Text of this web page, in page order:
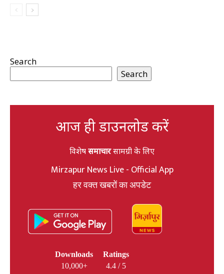
Search
Search
आज ही डाउनलोड करें
विशेषसमाचारसामग्री के लिए
Mirzapur News Live - Official App
हर वक्त खबरों का अपडेट
Downloads
10,000+
Ratings
4.4 / 5